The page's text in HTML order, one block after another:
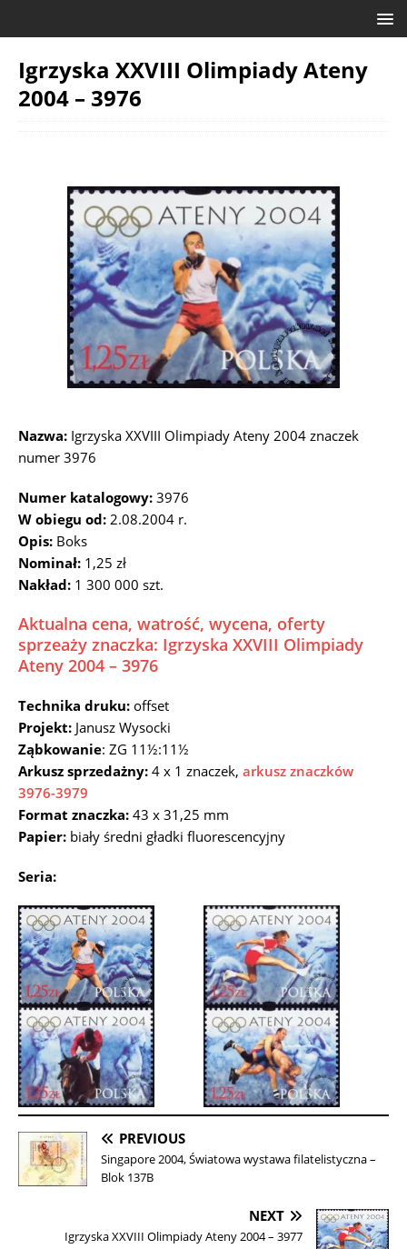
Igrzyska XXVIII Olimpiady Ateny
2004 – 3976
Nazwa: Igrzyska XXVIII Olimpiady Ateny 2004 znaczek
numer 3976
Numer katalogowy: 3976
W obiegu od: 2.08.2004 r.
Opis: Boks
Nominał: 1,25 zł
Nakład: 1 300 000 szt.
Aktualna cena, watrość, wycena, oferty
sprzeaży znaczka: Igrzyska XXVIII Olimpiady
Ateny 2004 – 3976
Technika druku: offset
Projekt: Janusz Wysocki
Ząbkowanie: ZG 11½:11½
Arkusz sprzedażny: 4 x 1 znaczek, arkusz znaczków
3976-3979
Format znaczka: 43 x 31,25 mm
Papier: biały średni gładki fluorescencyjny
Seria:
PREVIOUS
Singapore 2004, Światowa wystawa filatelistyczna –
Blok 137B
NEXT
Igrzyska XXVIII Olimpiady Ateny 2004 – 3977